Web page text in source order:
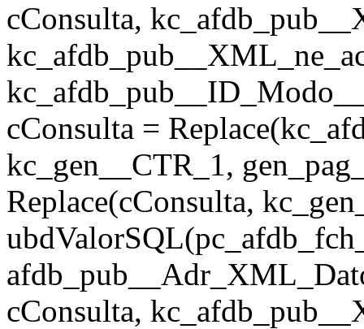
cConsulta,
cConsulta =
kc_gen__CTR_1,
Replace(cConsulta,
cConsulta,